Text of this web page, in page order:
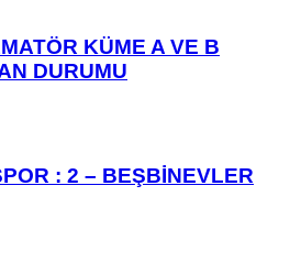
KÜME A VE B
DURUMU
: 2 – BEŞBİNEVLER